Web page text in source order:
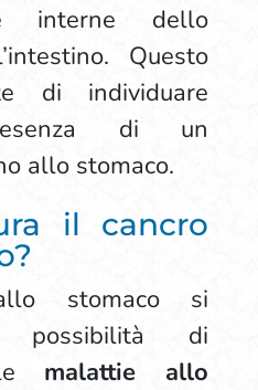
interne dello
Questo
di individuare
di un
allo stomaco.
il cancro
stomaco si
possibilità di
malattie allo